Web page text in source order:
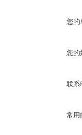
您的
您的
联系
常用